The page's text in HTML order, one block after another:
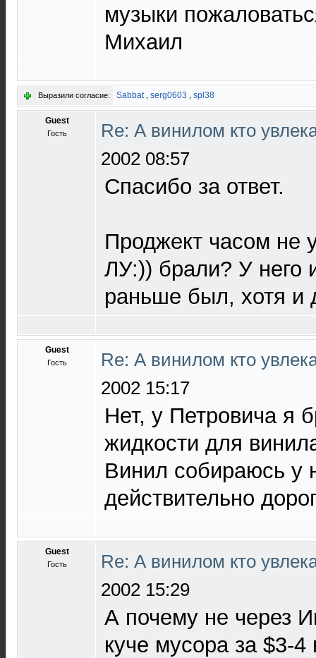
музыки
Михаил
Выразили согласие: Sabbat, serg0603 , spl38
Guest
Гость
Re: А винилом кто
2002 08:57
Спасибо за ответ.
Проджект часом не
ЛУ:)) брали? У него
раньше был, хотя и
Guest
Гость
Re: А винилом кто
2002 15:17
Нет, у Петровича я
жидкости для
Винил собираюсь у
действительно
Guest
Гость
Re: А винилом кто
2002 15:29
А почему не через
куче мусора за $3-